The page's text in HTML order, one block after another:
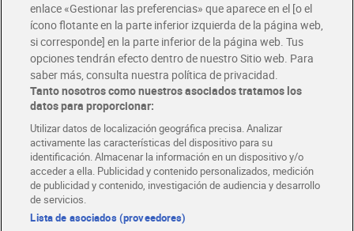
Folletos y Tiendas
Descubre las mejores ofertas y busca tu tienda más cercana
Tarjeta MaX Dia
Te devuelve hasta 8€/mes de tus compras.
¡Solicita tu tarjeta de crédito aquí!
COMER MEJOR CADA DIA
COLABORA CON DIA ABRE TU TIENDA DIA CORPORATE
enlace «Gestionar las preferencias» que aparece en el [o el
ícono flotante en la parte inferior izquierda de la página web,
si corresponde] en la parte inferior de la página web. Tus
opciones tendrán efecto dentro de nuestro Sitio web. Para
saber más, consulta nuestra política de privacidad.
Tanto nosotros como nuestros asociados tratamos los
datos para proporcionar:
Utilizar datos de localización geográfica precisa. Analizar
activamente las características del dispositivo para su
identificación. Almacenar la información en un dispositivo y/o
acceder a ella. Publicidad y contenido personalizados, medición
de publicidad y contenido, investigación de audiencia y desarrollo
de servicios.
Lista de asociados (proveedores)